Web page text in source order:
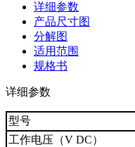
详细参数
产品尺寸图
分解图
适用范围
规格书
详细参数
型号
工作电压（V DC）